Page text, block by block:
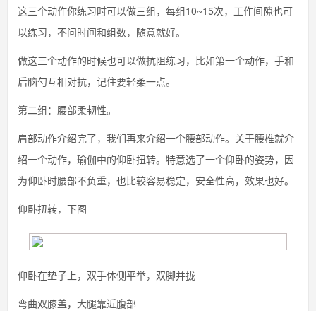
这三个动作你练习时可以做三组，每组10~15次，工作间隙也可
以练习，不问时间和组数，随意就好。
做这三个动作的时候也可以做抗阻练习，比如第一个动作，手和
后脑勺互相对抗，记住要轻柔一点。
第二组：腰部柔韧性。
肩部动作介绍完了，我们再来介绍一个腰部动作。关于腰椎就介
绍一个动作，瑜伽中的仰卧扭转。特意选了一个仰卧的姿势，因
为仰卧时腰部不负重，也比较容易稳定，安全性高，效果也好。
仰卧扭转，下图
仰卧在垫子上，双手体侧平举，双脚并拢
弯曲双膝盖，大腿靠近腹部